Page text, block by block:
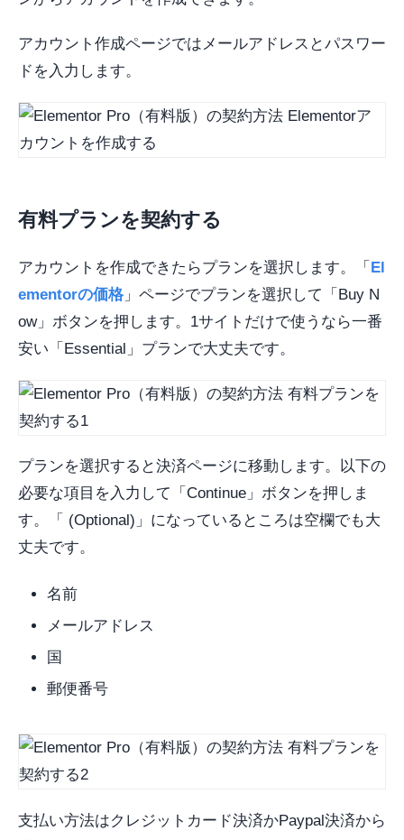
アカウント作成ページではメールアドレスとパスワー
ドを入力します。
有料プランを契約する
アカウントを作成できたらプランを選択します。「 El
ementorの価格 」ページでプランを選択して「Buy N
ow」ボタンを押します。1サイトだけで使うなら一番
安い「Essential」プランで大丈夫です。
プランを選択すると決済ページに移動します。以下の
必要な項目を入力して「Continue」ボタンを押しま
す。「 (Optional)」になっているところは空欄でも大
丈夫です。
名前
メールアドレス
国
郵便番号
支払い方法はクレジットカード決済かPaypal決済から